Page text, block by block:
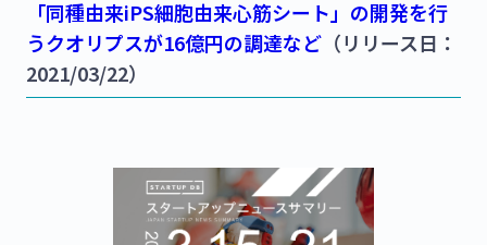
「同種由来iPS細胞由来心筋シート」の開発を行
うクオリプスが16億円の調達など （リリース日：
2021/03/22）